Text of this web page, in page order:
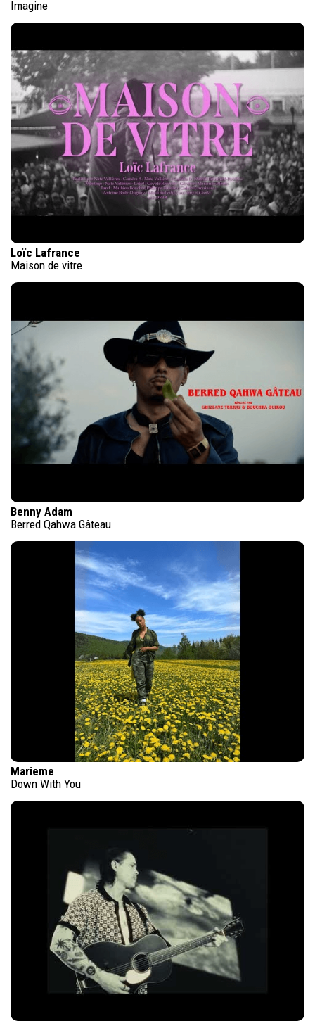
Imagine
Loïc Lafrance
Maison de vitre
Benny Adam
Berred Qahwa Gâteau
Marieme
Down With You